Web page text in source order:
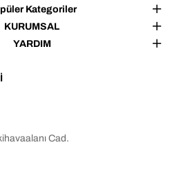
markasına aittir.
Kategoriler
KURUMSAL
YARDIM
Cad.